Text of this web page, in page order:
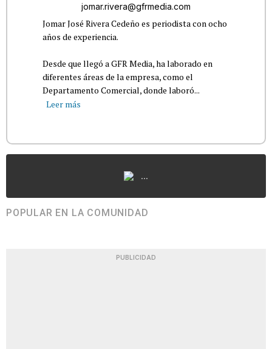
jomar.rivera@gfrmedia.com
Jomar José Rivera Cedeño es periodista con ocho
años de experiencia.
Desde que llegó a GFR Media, ha laborado en
diferentes áreas de la empresa, como el
Departamento Comercial, donde laboró...
Leer más
...
POPULAR EN LA COMUNIDAD
PUBLICIDAD